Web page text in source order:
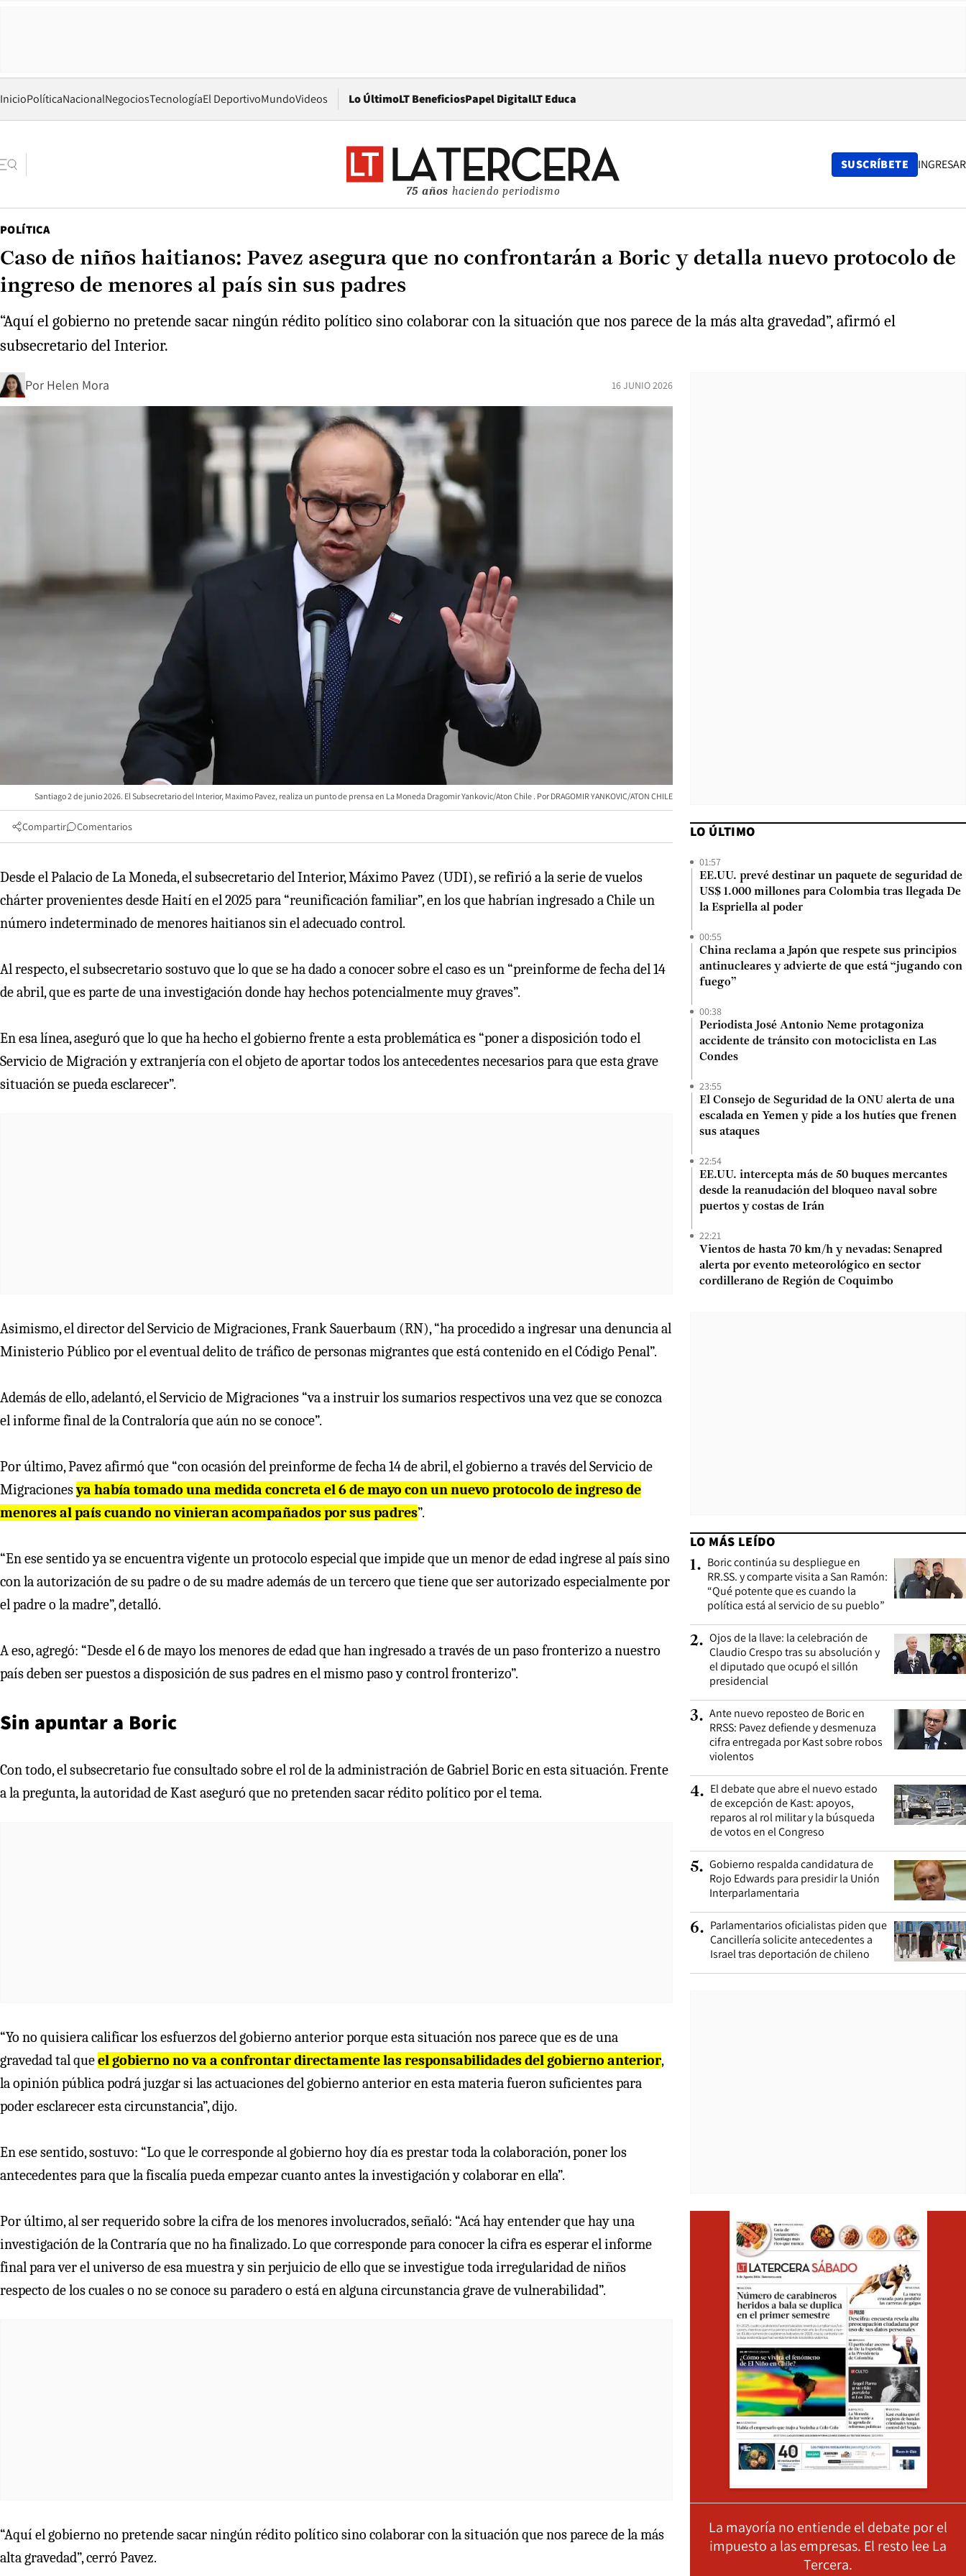
InicioPolíticaNacionalNegociosTecnologíaEl DeportivoMundoVideos Lo ÚltimoLT BeneficiosPapel DigitalOpens in new window
LT Educa
75 años haciendo periodismo
SUSCRÍBETE INGRESAR
POLÍTICA
Caso de niños haitianos: Pavez asegura que no confrontarán a Boric y detalla nuevo protocolo de
ingreso de menores al país sin sus padres
“Aquí el gobierno no pretende sacar ningún rédito político sino colaborar con la situación que nos parece de la más alta gravedad”, afirmó el
subsecretario del Interior.
Por Helen Mora 16 JUNIO 2026
Santiago 2 de junio 2026. El Subsecretario del Interior, Maximo Pavez, realiza un punto de prensa en La Moneda Dragomir Yankovic/Aton Chile DRAGOMIR YANKOVIC/ATON CHILE
Compartir Comentarios
Desde el Palacio de La Moneda, el subsecretario del Interior, Máximo Pavez (UDI), se refirió a la serie de vuelos
chárter provenientes desde Haití en el 2025 para “reunificación familiar”, en los que habrían ingresado a Chile un
número indeterminado de menores haitianos sin el adecuado control.
Al respecto, el subsecretario sostuvo que lo que se ha dado a conocer sobre el caso es un “preinforme de fecha del 14
de abril, que es parte de una investigación donde hay hechos potencialmente muy graves”.
En esa línea, aseguró que lo que ha hecho el gobierno frente a esta problemática es “poner a disposición todo el
Servicio de Migración y extranjería con el objeto de aportar todos los antecedentes necesarios para que esta grave
situación se pueda esclarecer”.
Asimismo, el director del Servicio de Migraciones, Frank Sauerbaum (RN), “ha procedido a ingresar una denuncia al
Ministerio Público por el eventual delito de tráfico de personas migrantes que está contenido en el Código Penal”.
Además de ello, adelantó, el Servicio de Migraciones “va a instruir los sumarios respectivos una vez que se conozca
el informe final de la Contraloría que aún no se conoce”.
Por último, Pavez afirmó que “con ocasión del preinforme de fecha 14 de abril, el gobierno a través del Servicio de
Migracionesya había tomado una medida concreta el 6 de mayo con un nuevo protocolo de ingreso de
menores al país cuando no vinieran acompañados por sus padres”.
“En ese sentido ya se encuentra vigente un protocolo especial que impide que un menor de edad ingrese al país sino
con la autorización de su padre o de su madre además de un tercero que tiene que ser autorizado especialmente por
el padre o la madre”, detalló.
A eso, agregó: “Desde el 6 de mayo los menores de edad que han ingresado a través de un paso fronterizo a nuestro
país deben ser puestos a disposición de sus padres en el mismo paso y control fronterizo”.
Sin apuntar a Boric
Con todo, el subsecretario fue consultado sobre el rol de la administración de Gabriel Boric en esta situación. Frente
a la pregunta, la autoridad de Kast aseguró que no pretenden sacar rédito político por el tema.
“Yo no quisiera calificar los esfuerzos del gobierno anterior porque esta situación nos parece que es de una
gravedad tal queel gobierno no va a confrontar directamente las responsabilidades del gobierno anterior,
la opinión pública podrá juzgar si las actuaciones del gobierno anterior en esta materia fueron suficientes para
poder esclarecer esta circunstancia”, dijo.
En ese sentido, sostuvo: “Lo que le corresponde al gobierno hoy día es prestar toda la colaboración, poner los
antecedentes para que la fiscalía pueda empezar cuanto antes la investigación y colaborar en ella”.
Por último, al ser requerido sobre la cifra de los menores involucrados, señaló: “Acá hay entender que hay una
investigación de la Contraría que no ha finalizado. Lo que corresponde para conocer la cifra es esperar el informe
final para ver el universo de esa muestra y sin perjuicio de ello que se investigue toda irregularidad de niños
respecto de los cuales o no se conoce su paradero o está en alguna circunstancia grave de vulnerabilidad”.
“Aquí el gobierno no pretende sacar ningún rédito político sino colaborar con la situación que nos parece de la más
alta gravedad”, cerró Pavez.
LO ÚLTIMO
01:57
EE.UU. prevé destinar un paquete de seguridad de
US$ 1.000 millones para Colombia tras llegada De
la Espriella al poder
00:55
China reclama a Japón que respete sus principios
antinucleares y advierte de que está “jugando con
fuego”
00:38
Periodista José Antonio Neme protagoniza
accidente de tránsito con motociclista en Las
Condes
23:55
El Consejo de Seguridad de la ONU alerta de una
escalada en Yemen y pide a los hutíes que frenen
sus ataques
22:54
EE.UU. intercepta más de 50 buques mercantes
desde la reanudación del bloqueo naval sobre
puertos y costas de Irán
22:21
Vientos de hasta 70 km/h y nevadas: Senapred
alerta por evento meteorológico en sector
cordillerano de Región de Coquimbo
LO MÁS LEÍDO
1. Boric continúa su despliegue en
RR.SS. y comparte visita a San Ramón:
“Qué potente que es cuando la
política está al servicio de su pueblo”
2. Ojos de la llave: la celebración de
Claudio Crespo tras su absolución y
el diputado que ocupó el sillón
presidencial
3. Ante nuevo reposteo de Boric en
RRSS: Pavez defiende y desmenuza
cifra entregada por Kast sobre robos
violentos
4. El debate que abre el nuevo estado
de excepción de Kast: apoyos,
reparos al rol militar y la búsqueda
de votos en el Congreso
5. Gobierno respalda candidatura de
Rojo Edwards para presidir la Unión
Interparlamentaria
6. Parlamentarios oficialistas piden que
Cancillería solicite antecedentes a
Israel tras deportación de chileno
La mayoría no entiende el debate por el
impuesto a las empresas. El resto lee La
Tercera.